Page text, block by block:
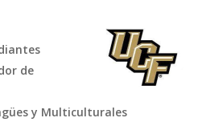
de
y Multiculturales